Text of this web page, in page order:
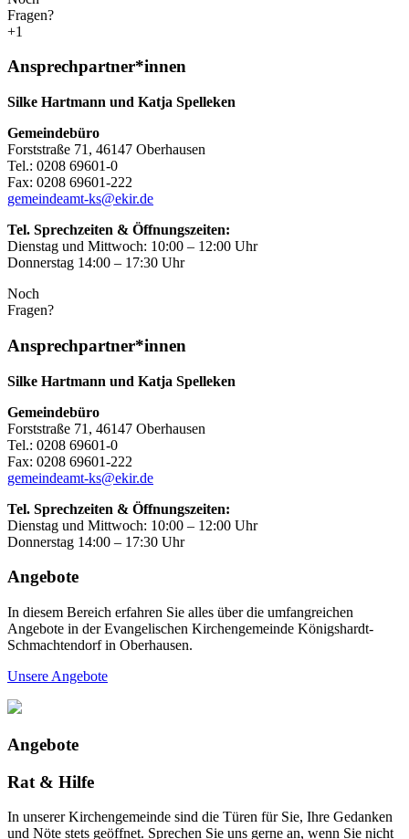
Fragen?
+1
Ansprechpartner*innen
Silke Hartmann und Katja Spelleken
Gemeindebüro
Forststraße 71, 46147 Oberhausen
Tel.: 0208 69601-0
Fax: 0208 69601-222
gemeindeamt-ks@ekir.de
Tel. Sprechzeiten & Öffnungszeiten:
Dienstag und Mittwoch: 10:00 – 12:00 Uhr
Donnerstag 14:00 – 17:30 Uhr
Noch
Fragen?
Ansprechpartner*innen
Silke Hartmann und Katja Spelleken
Gemeindebüro
Forststraße 71, 46147 Oberhausen
Tel.: 0208 69601-0
Fax: 0208 69601-222
gemeindeamt-ks@ekir.de
Tel. Sprechzeiten & Öffnungszeiten:
Dienstag und Mittwoch: 10:00 – 12:00 Uhr
Donnerstag 14:00 – 17:30 Uhr
Angebote
In diesem Bereich erfahren Sie alles über die umfangreichen
Angebote in der Evangelischen Kirchengemeinde Königshardt-
Schmachtendorf in Oberhausen.
Unsere Angebote
Angebote
Rat & Hilfe
In unserer Kirchengemeinde sind die Türen für Sie, Ihre Gedanken
und Nöte stets geöffnet. Sprechen Sie uns gerne an, wenn Sie nicht